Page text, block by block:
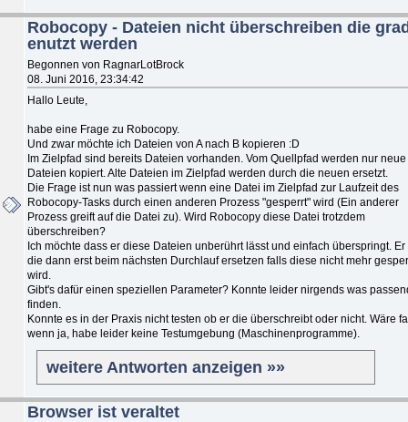
Robocopy - Dateien nicht überschreiben die
enutzt werden
Begonnen von RagnarLotBrock
08. Juni 2016, 23:34:42
Hallo Leute,
habe eine Frage zu Robocopy.
Und zwar möchte ich Dateien von A nach B kopieren :D
Im Zielpfad sind bereits Dateien vorhanden. Vom Quellpfad werden nur neue
Dateien kopiert. Alte Dateien im Zielpfad werden durch die neuen ersetzt.
Die Frage ist nun was passiert wenn eine Datei im Zielpfad zur Laufzeit des
Robocopy-Tasks durch einen anderen Prozess "gesperrt" wird (Ein anderer
Prozess greift auf die Datei zu). Wird Robocopy diese Datei trotzdem
überschreiben?
Ich möchte dass er diese Dateien unberührt lässt und einfach überspringt. Er
die dann erst beim nächsten Durchlauf ersetzen falls diese nicht mehr
wird.
Gibt's dafür einen speziellen Parameter? Konnte leider nirgends was
finden.
Konnte es in der Praxis nicht testen ob er die überschreibt oder nicht. Wäre
wenn ja, habe leider keine Testumgebung (Maschinenprogramme).
weitere Antworten anzeigen »»
Browser ist veraltet